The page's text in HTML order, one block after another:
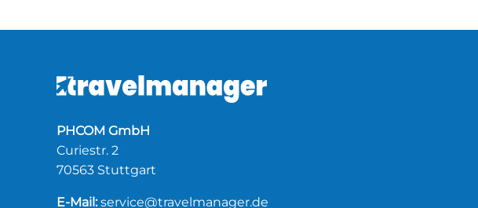
PHCOM GmbH
Curiestr. 2
70563 Stuttgart
E-Mail: service@travelmanager.de